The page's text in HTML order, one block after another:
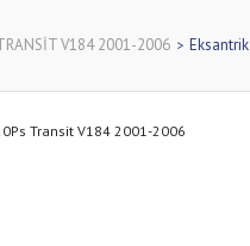
V184 2001-2006